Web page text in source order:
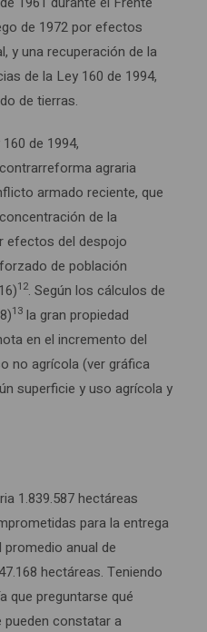
de 1972 por efectos
y una recuperación de la
de la Ley 160 de 1994,
de tierras.
de 1994,
agraria
armado reciente, que
de la
efectos del despojo
de población
12. Según los cálculos de
13 la gran propiedad
en el incremento del
no agrícola (ver gráfica
superficie y uso agrícola y
1.839.587 hectáreas
para la entrega
anual de
hectáreas. Teniendo
que preguntarse qué
pueden constatar a